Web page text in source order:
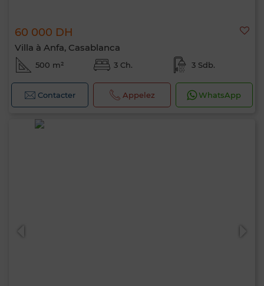
60 000 DH
Villa à Anfa, Casablanca
500 m² 3 Ch. 3 Sdb.
Contacter Appelez WhatsApp